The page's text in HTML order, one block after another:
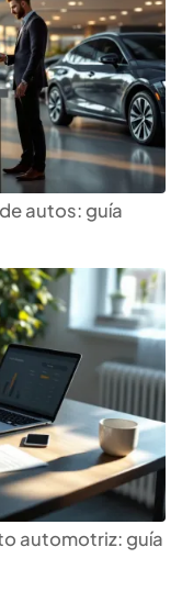
autos: guía
automotriz: guía
crédito